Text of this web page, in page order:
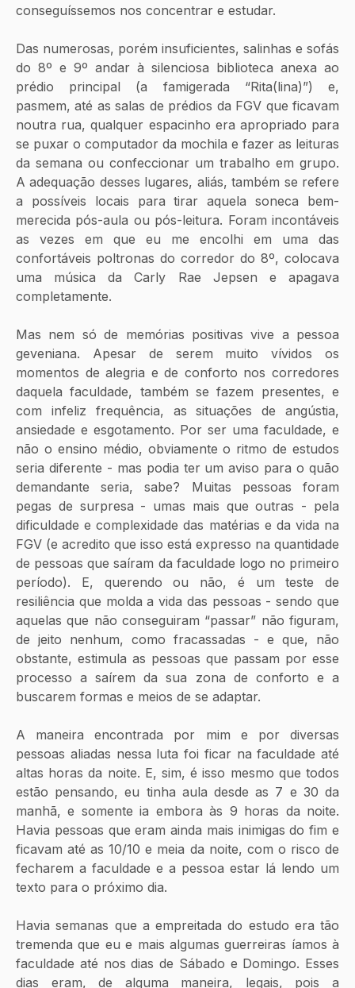
conseguíssemos nos concentrar e estudar.
Das numerosas, porém insuficientes, salinhas e sofás
do 8º e 9º andar à silenciosa biblioteca anexa ao
prédio principal (a famigerada “Rita(lina)”) e,
pasmem, até as salas de prédios da FGV que ficavam
noutra rua, qualquer espacinho era apropriado para
se puxar o computador da mochila e fazer as leituras
da semana ou confeccionar um trabalho em grupo.
A adequação desses lugares, aliás, também se refere
a possíveis locais para tirar aquela soneca bem-
merecida pós-aula ou pós-leitura. Foram incontáveis
as vezes em que eu me encolhi em uma das
confortáveis poltronas do corredor do 8º, colocava
uma música da Carly Rae Jepsen e apagava
completamente.
Mas nem só de memórias positivas vive a pessoa
geveniana. Apesar de serem muito vívidos os
momentos de alegria e de conforto nos corredores
daquela faculdade, também se fazem presentes, e
com infeliz frequência, as situações de angústia,
ansiedade e esgotamento. Por ser uma faculdade, e
não o ensino médio, obviamente o ritmo de estudos
seria diferente - mas podia ter um aviso para o quão
demandante seria, sabe? Muitas pessoas foram
pegas de surpresa - umas mais que outras - pela
dificuldade e complexidade das matérias e da vida na
FGV (e acredito que isso está expresso na quantidade
de pessoas que saíram da faculdade logo no primeiro
período). E, querendo ou não, é um teste de
resiliência que molda a vida das pessoas - sendo que
aquelas que não conseguiram “passar” não figuram,
de jeito nenhum, como fracassadas - e que, não
obstante, estimula as pessoas que passam por esse
processo a saírem da sua zona de conforto e a
buscarem formas e meios de se adaptar.
A maneira encontrada por mim e por diversas
pessoas aliadas nessa luta foi ficar na faculdade até
altas horas da noite. E, sim, é isso mesmo que todos
estão pensando, eu tinha aula desde as 7 e 30 da
manhã, e somente ia embora às 9 horas da noite.
Havia pessoas que eram ainda mais inimigas do fim e
ficavam até as 10/10 e meia da noite, com o risco de
fecharem a faculdade e a pessoa estar lá lendo um
texto para o próximo dia.
Havia semanas que a empreitada do estudo era tão
tremenda que eu e mais algumas guerreiras íamos à
faculdade até nos dias de Sábado e Domingo. Esses
dias eram, de alguma maneira, legais, pois a